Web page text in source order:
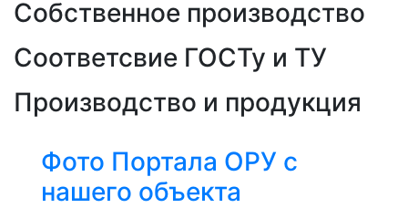
Собственное производство
Соответсвие ГОСТу и ТУ
Производство и продукция
Фото Портала ОРУ с
нашего объекта